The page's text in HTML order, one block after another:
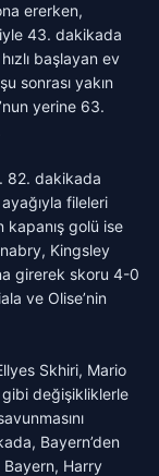
ererken,
43. dakikada
başlayan ev
sonrası yakın
yerine 63.
82. dakikada
fileleri
kapanış golü ise
Kingsley
girerek skoru 4-0
ve Olise’nin
Skhiri, Mario
değişikliklerle
Bayern’den
Bayern, Harry